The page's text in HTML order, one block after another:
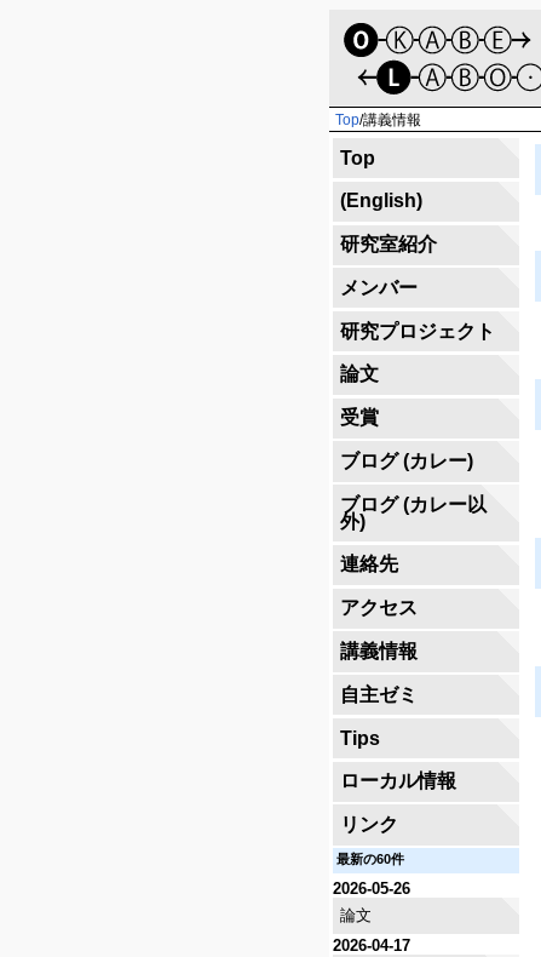
Top/講義情報
Top
(English)
研究室紹介
メンバー
研究プロジェクト
論文
受賞
ブログ (カレー)
ブログ (カレー以
外)
連絡先
アクセス
講義情報
自主ゼミ
Tips
ローカル情報
リンク
最新の60件
2026-05-26
論文
2026-04-17